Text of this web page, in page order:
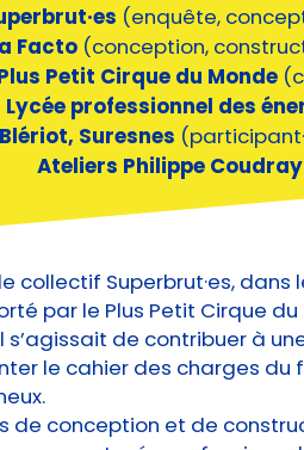
(enquête,
Facto(conception,
Petit Cirque du Monde
Lycée professionnel des
Suresnes
Ateliers Philippe Coudray
collectif Superbrut·es, dans
par le Plus Petit Cirque du
s’agissait de contribuer à
le cahier des charges du
de conception et de